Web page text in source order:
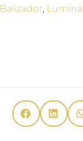
Balizador,